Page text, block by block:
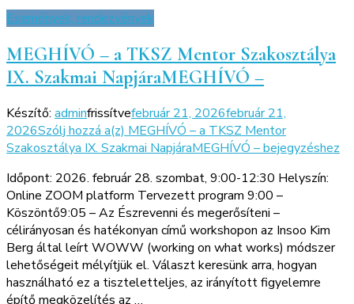
Események, rendezvények
MEGHÍVÓ – a TKSZ Mentor Szakosztálya
IX. Szakmai NapjáraMEGHÍVÓ –
Készítő: adminfrissítvefebruár 21, 2026február 21,
2026Szólj hozzá a(z) MEGHÍVÓ – a TKSZ Mentor
Szakosztálya IX. Szakmai NapjáraMEGHÍVÓ –bejegyzéshez
Időpont: 2026. február 28. szombat, 9:00-12:30 Helyszín:
Online ZOOM platform Tervezett program 9:00 –
Köszöntő9:05 – Az Észrevenni és megerősíteni –
célirányosan és hatékonyan című workshopon az Insoo Kim
Berg által leírt WOWW (working on what works) módszer
lehetőségeit mélyítjük el. Választ keresünk arra, hogyan
használható ez a tiszteletteljes, az irányított figyelemre
építő megközelítés az …